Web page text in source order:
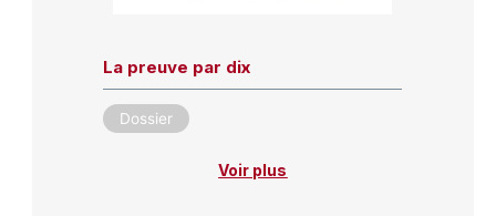
La preuve par dix
Dossier
Voir plus